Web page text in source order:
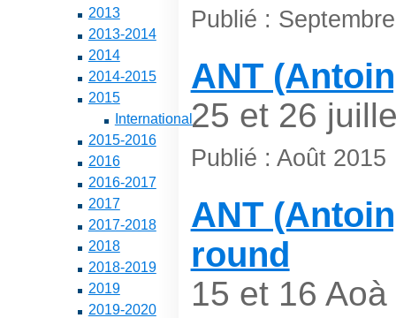
2013
2013-2014
2014
2014-2015
2015
International
2015-2016
2016
2016-2017
2017
2017-2018
2018
2018-2019
2019
2019-2020
Publié :
ANT
25 et 26
Publié : Août 2015
ANT
round
15 et 16 Aoà